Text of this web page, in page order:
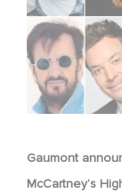
Gaumont
McCartney’s